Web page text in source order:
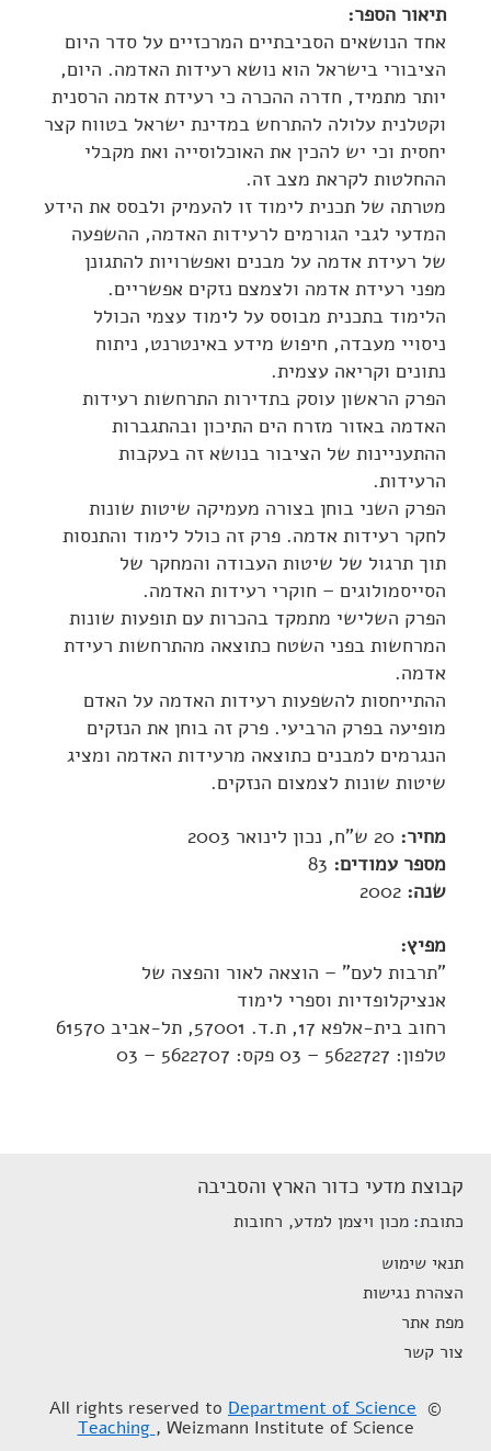
תיאור הספר:
אחד הנושאים הסביבתיים המרכזיים על סדר היום
הציבורי בישראל הוא נושא רעידות האדמה. היום,
יותר מתמיד, חדרה ההכרה כי רעידת אדמה הרסנית
וקטלנית עלולה להתרחש במדינת ישראל בטווח קצר
יחסית וכי יש להכין את האוכלוסייה ואת מקבלי
ההחלטות לקראת מצב זה.
מטרתה של תכנית לימוד זו להעמיק ולבסס את הידע
המדעי לגבי הגורמים לרעידות האדמה, ההשפעה
של רעידת אדמה על מבנים ואפשרויות להתגונן
מפני רעידת אדמה ולצמצם נזקים אפשריים.
הלימוד בתכנית מבוסס על לימוד עצמי הכולל
ניסויי מעבדה, חיפוש מידע באינטרנט, ניתוח
נתונים וקריאה עצמית.
הפרק הראשון עוסק בתדירות התרחשות רעידות
האדמה באזור מזרח הים התיכון ובהתגברות
ההתעניינות של הציבור בנושא זה בעקבות
הרעידות.
הפרק השני בוחן בצורה מעמיקה שיטות שונות
לחקר רעידות אדמה. פרק זה כולל לימוד והתנסות
תוך תרגול של שיטות העבודה והמחקר של
הסייסמולוגים – חוקרי רעידות האדמה.
הפרק השלישי מתמקד בהכרות עם תופעות שונות
המרחשות בפני השטח כתוצאה מהתרחשות רעידת
אדמה.
ההתייחסות להשפעות רעידות האדמה על האדם
מופיעה בפרק הרביעי. פרק זה בוחן את הנזקים
הנגרמים למבנים כתוצאה מרעידות האדמה ומציג
שיטות שונות לצמצום הנזקים.
מחיר:
מספר עמודים:
שנה:
מפיץ:
"תרבות לעם" – הוצאה לאור והפצה של
אנציקלופדיות וספרי לימוד
רחוב בית-אלפא 17, ת.ד. 57001, תל-אביב 61570
טלפון: 5622727 – 03 פקס: 5622707 – 03
קבוצת מדעי כדור הארץ והסביבה
כתובת מכון ויצמן למדע, רחובות
תנאי שימוש
הצהרת נגישות
מפת אתר
צור קשר
© All rights reserved to
Department of Science
Teaching , Weizmann Institute of Science